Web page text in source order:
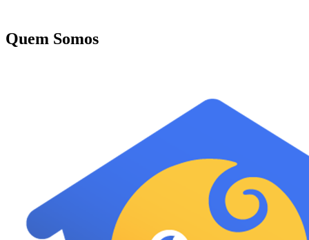
Quem Somos